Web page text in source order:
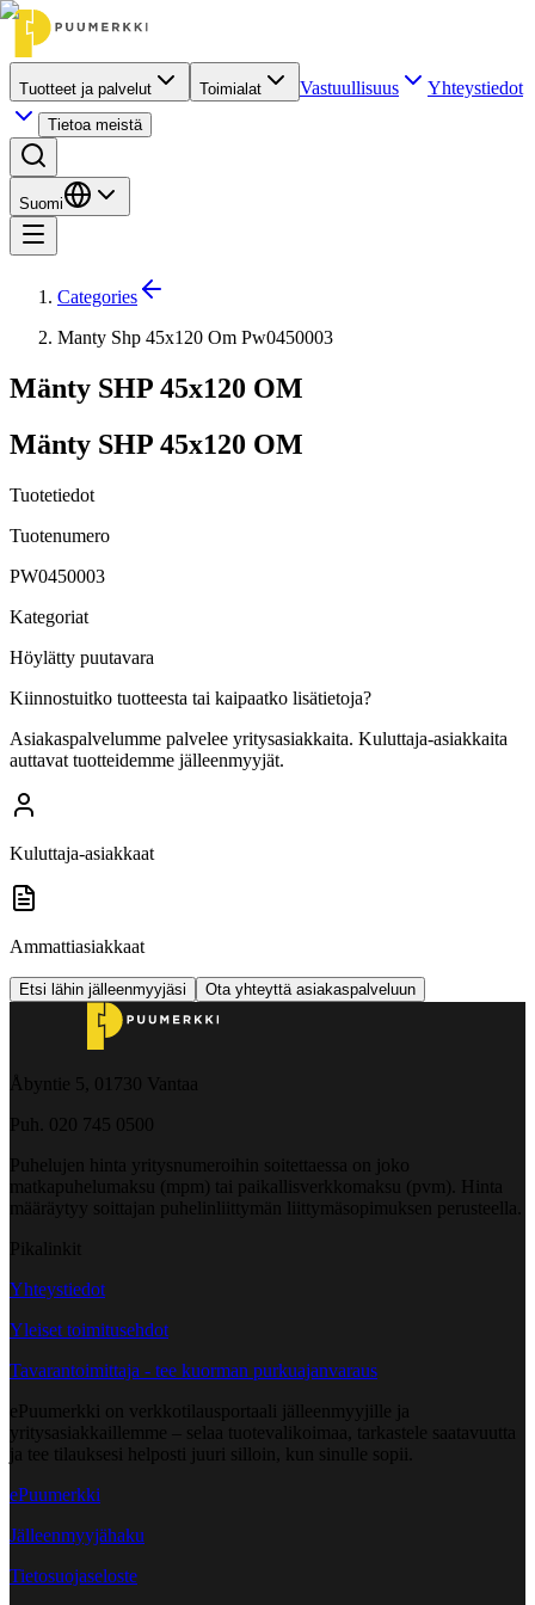
Tuotteet ja palvelut Toimialat Vastuullisuus Yhteystiedot
Tietoa meistä
Suomi
Categories
Manty Shp 45x120 Om Pw0450003
Mänty SHP 45x120 OM
Mänty SHP 45x120 OM
Tuotetiedot
Tuotenumero
PW0450003
Kategoriat
Höylätty puutavara
Kiinnostuitko tuotteesta tai kaipaatko lisätietoja?
Asiakaspalvelumme palvelee yritysasiakkaita. Kuluttaja-asiakkaita
auttavat tuotteidemme jälleenmyyjät.
Kuluttaja-asiakkaat
Ammattiasiakkaat
Etsi lähin jälleenmyyjäsi Ota yhteyttä asiakaspalveluun
Åbyntie 5, 01730 Vantaa
Puh. 020 745 0500
Puhelujen hinta yritysnumeroihin soitettaessa on joko
matkapuhelumaksu (mpm) tai paikallisverkkomaksu (pvm). Hinta
määräytyy soittajan puhelinliittymän liittymäsopimuksen perusteella.
Pikalinkit
Yhteystiedot
Yleiset toimitusehdot
Tavarantoimittaja - tee kuorman purkuajanvaraus
ePuumerkki on verkkotilausportaali jälleenmyyjille ja
yritysasiakkaillemme – selaa tuotevalikoimaa, tarkastele saatavuutta
ja tee tilauksesi helposti juuri silloin, kun sinulle sopii.
ePuumerkki
Jälleenmyyjähaku
Tietosuojaseloste